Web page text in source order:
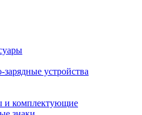
устройства
и комплектующие